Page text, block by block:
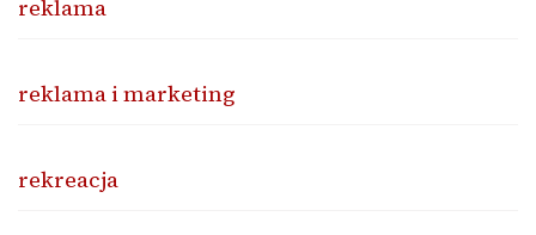
reklama
reklama i marketing
rekreacja